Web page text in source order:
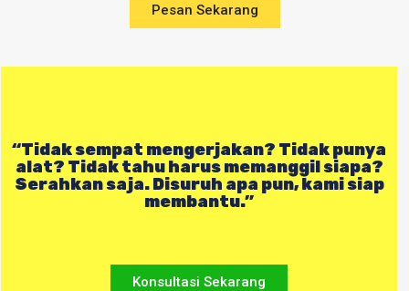
Pesan Sekarang
“Tidak sempat mengerjakan? Tidak punya
alat? Tidak tahu harus memanggil siapa?
Serahkan saja. Disuruh apa pun, kami siap
membantu.”
Konsultasi Sekarang